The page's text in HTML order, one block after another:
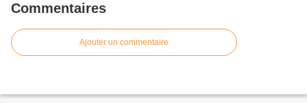
Commentaires
Ajouter un commentaire